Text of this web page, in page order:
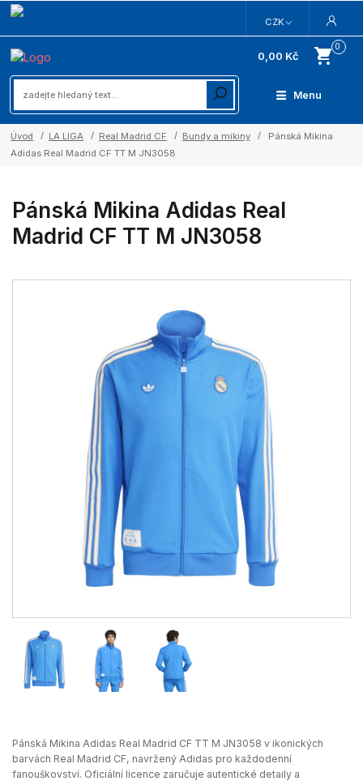
Menu
CZK
0
0,00 Kč
Úvod LA LIGA Real Madrid CF Bundy a mikiny
Pánská Mikina
Adidas Real Madrid CF TT M JN3058
Pánská Mikina Adidas Real
Madrid CF TT M JN3058
Pánská Mikina Adidas Real Madrid CF TT M JN3058 v ikonických
barvách Real Madrid CF, navržený Adidas pro každodenní
fanouškovství. Oficiální licence zaručuje autentické detaily a